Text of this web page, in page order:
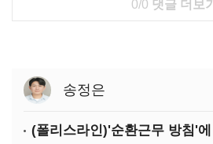
0/0 댓글 더보기
송정은